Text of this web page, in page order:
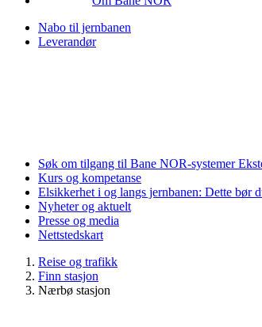
Nabo til jernbanen
Leverandør
Søk om tilgang til Bane NOR-systemer
Kurs og kompetanse
Elsikkerhet i og langs jernbanen: Dette bør
Nyheter og aktuelt
Presse og media
Nettstedskart
Reise og trafikk
Finn stasjon
Nærbø stasjon